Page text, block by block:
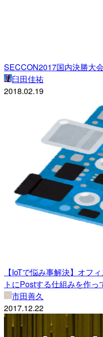
SECCON2017国内決勝大
臼田佳祐
2018.02.19
【IoTで悩み事解決】オフ
トにPostする仕組みを作っ
市田善久
2017.12.22